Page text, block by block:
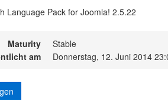
Language Pack for Joomla! 2.5.22
Maturity
Stable
am
Donnerstag, 12. Juni 2014